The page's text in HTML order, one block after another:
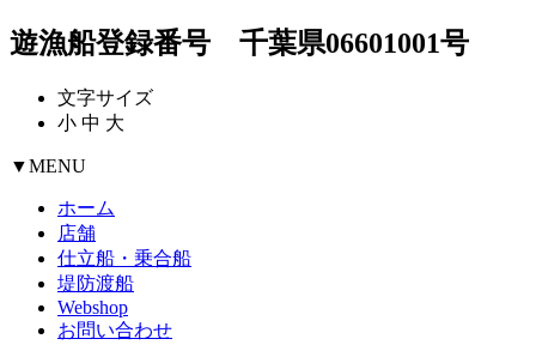
遊漁船登録番号 千葉県06601001号
文字サイズ
小 中 大
▼MENU
ホーム
店舗
仕立船・乗合船
堤防渡船
Webshop
お問い合わせ